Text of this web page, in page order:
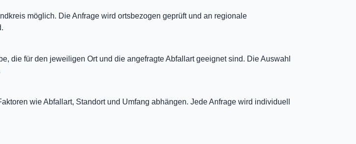
möglich. Die Anfrage wird ortsbezogen geprüft und an regionale
die für den jeweiligen Ort und die angefragte Abfallart geeignet sind. Die Auswahl
wie Abfallart, Standort und Umfang abhängen. Jede Anfrage wird individuell